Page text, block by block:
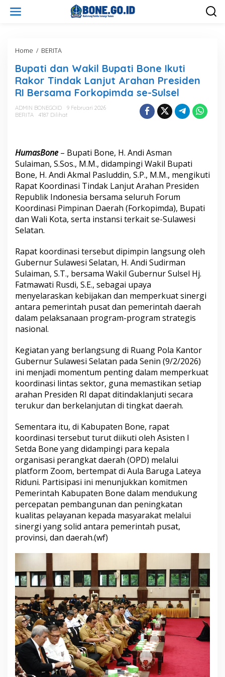
Home / BERITA
p
a
t
i
a
i
l
B
u
p
a
t
i
n
e
I
k
u
t
i
a
r
T
n
d
a
k
n
j
u
t
A
r
a
h
a
n
P
r
e
e
n
I
B
e
r
s
m
a
Bupati dan Wakil Bupati Bone Ikuti
Rakor Tindak Lanjut Arahan Presiden
RI Bersama Forkopimda se-Sulsel
ADMIN BONEGOID
9 Februari 2026
BERITA
4187 Dilihat
HumasBone – Bupati Bone, H. Andi Asman
Sulaiman, S.Sos., M.M., didampingi Wakil Bupati
Bone, H. Andi Akmal Pasluddin, S.P., M.M., mengikuti
Rapat Koordinasi Tindak Lanjut Arahan Presiden
Republik Indonesia bersama seluruh Forum
Koordinasi Pimpinan Daerah (Forkopimda), Bupati
dan Wali Kota, serta instansi terkait se-Sulawesi
Selatan.
Rapat koordinasi tersebut dipimpin langsung oleh
Gubernur Sulawesi Selatan, H. Andi Sudirman
Sulaiman, S.T., bersama Wakil Gubernur Sulsel Hj.
Fatmawati Rusdi, S.E., sebagai upaya
menyelaraskan kebijakan dan memperkuat sinergi
antara pemerintah pusat dan pemerintah daerah
dalam pelaksanaan program-program strategis
nasional.
Kegiatan yang berlangsung di Ruang Pola Kantor
Gubernur Sulawesi Selatan pada Senin (9/2/2026)
ini menjadi momentum penting dalam memperkuat
koordinasi lintas sektor, guna memastikan setiap
arahan Presiden RI dapat ditindaklanjuti secara
terukur dan berkelanjutan di tingkat daerah.
Sementara itu, di Kabupaten Bone, rapat
koordinasi tersebut turut diikuti oleh Asisten I
Setda Bone yang didampingi para kepala
organisasi perangkat daerah (OPD) melalui
platform Zoom, bertempat di Aula Baruga Lateya
Riduni. Partisipasi ini menunjukkan komitmen
Pemerintah Kabupaten Bone dalam mendukung
percepatan pembangunan dan peningkatan
kualitas pelayanan kepada masyarakat melalui
sinergi yang solid antara pemerintah pusat,
provinsi, dan daerah.(wf)